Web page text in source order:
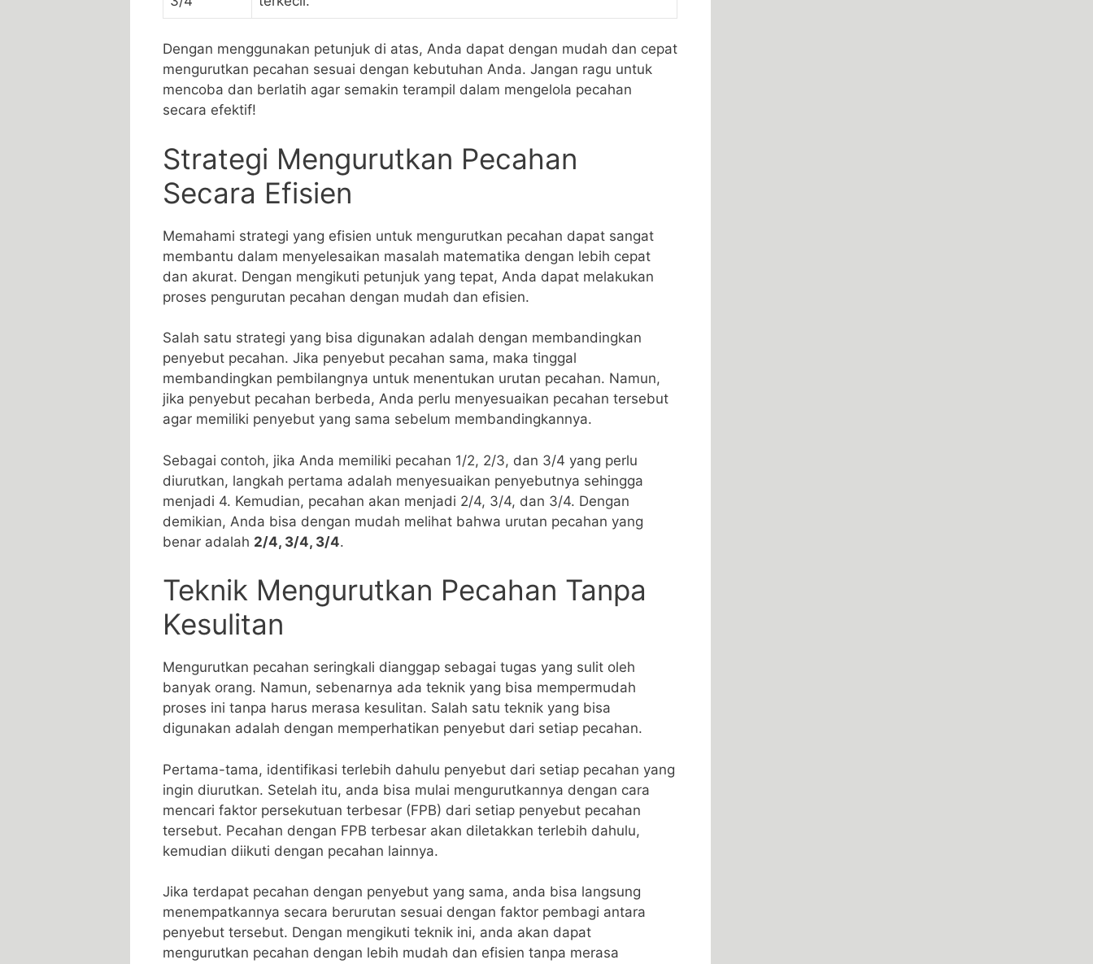
Dengan menggunakan petunjuk di atas, Anda dapat dengan mudah dan ⁣cepat‍
mengurutkan‌ pecahan sesuai⁤ dengan kebutuhan Anda. Jangan ragu⁢ untuk
mencoba dan berlatih agar semakin terampil dalam mengelola pecahan
⁣secara ⁣efektif!
Strategi ‍Mengurutkan Pecahan
Secara Efisien
Memahami strategi yang efisien‍ untuk mengurutkan pecahan dapat sangat
membantu dalam menyelesaikan masalah matematika dengan lebih cepat
⁤dan akurat. Dengan mengikuti petunjuk yang‌ tepat, Anda ⁤dapat melakukan
proses pengurutan ⁢pecahan dengan mudah ⁢dan efisien.
Salah ⁣satu strategi yang bisa ‌digunakan⁢ adalah dengan membandingkan
⁤penyebut pecahan. ​Jika penyebut⁣ pecahan sama, ⁢maka ‌tinggal
membandingkan pembilangnya untuk menentukan urutan pecahan. Namun,
jika penyebut pecahan berbeda, Anda ⁤perlu menyesuaikan​ pecahan tersebut
agar memiliki penyebut yang sama sebelum membandingkannya.
Sebagai contoh, jika⁣ Anda memiliki pecahan 1/2, 2/3, dan 3/4 yang ⁣perlu
diurutkan,⁤ langkah pertama adalah menyesuaikan⁢ penyebutnya sehingga
‌menjadi 4. Kemudian,‍ pecahan akan ⁣menjadi ‍2/4,⁤ 3/4, dan 3/4.‌ Dengan
demikian, Anda‌ bisa dengan mudah melihat bahwa urutan pecahan yang
benar adalah 2/4, 3/4, 3/4.
Teknik​ Mengurutkan Pecahan ​Tanpa
⁣Kesulitan
Mengurutkan pecahan ⁣seringkali‌ dianggap⁢ sebagai ⁤tugas⁣ yang sulit oleh
banyak orang. Namun, sebenarnya ada teknik yang bisa mempermudah
proses ini tanpa harus merasa kesulitan. Salah satu teknik yang bisa
digunakan adalah ⁤dengan memperhatikan​ penyebut dari setiap pecahan.
Pertama-tama, identifikasi terlebih dahulu⁤ penyebut dari setiap pecahan yang
ingin diurutkan. Setelah ​itu, anda bisa mulai⁣ mengurutkannya dengan cara⁤
mencari faktor persekutuan terbesar (FPB) dari‍ setiap penyebut pecahan
tersebut. Pecahan dengan​ FPB terbesar akan diletakkan ⁢terlebih ‍dahulu,
kemudian ‌diikuti dengan ⁢pecahan lainnya.
Jika terdapat⁢ pecahan dengan⁢ penyebut yang sama, anda bisa langsung
menempatkannya⁣ secara berurutan sesuai​ dengan faktor pembagi antara
⁢penyebut⁣ tersebut. Dengan mengikuti ⁣teknik ini, anda akan dapat
mengurutkan pecahan dengan lebih mudah dan efisien tanpa merasa